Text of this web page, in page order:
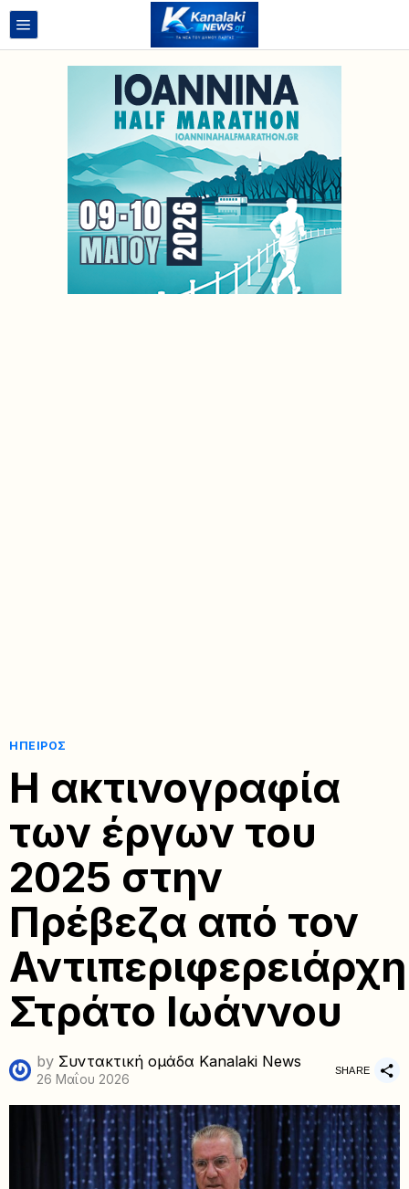
ΉΠΕΙΡΟΣ
Η ακτινογραφία
των έργων του
2025 στην
Πρέβεζα από τον
Αντιπεριφερειάρχη
Στράτο Ιωάννου
by Συντακτική ομάδα Kanalaki News
26 Μαΐου 2026
SHARE